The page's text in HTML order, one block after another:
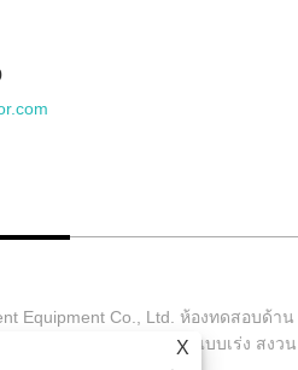
Equipment Co., Ltd. ห้องทดสอบด้าน
ส์, ห้องทดสอบการผุกร่อนแบบเร่ง สงวน
X